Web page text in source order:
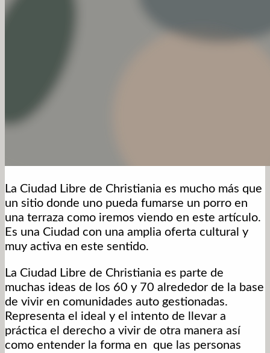
La Ciudad Libre de Christiania es mucho más que
un sitio donde uno pueda fumarse un porro en
una terraza como iremos viendo en este artículo.
Es una Ciudad con una amplia oferta cultural y
muy activa en este sentido.
La Ciudad Libre de Christiania es parte de
muchas ideas de los 60 y 70 alrededor de la base
de vivir en comunidades auto gestionadas.
Representa el ideal y el intento de llevar a
práctica el derecho a vivir de otra manera así
como entender la forma en que las personas